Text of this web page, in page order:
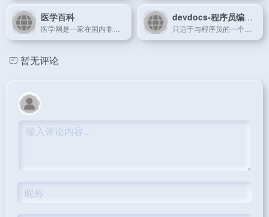
医学百科 devdocs-程序员编程语言百科
暂无评论